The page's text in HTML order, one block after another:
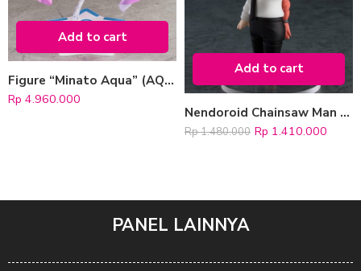
Add to cart
Figure “Minato Aqua” (AQUA IRO SUPER DREAM ver.)
Rp 4.960.000
Add to cart
Nendoroid Chainsaw Man “Makima”
Rp1.480.000 Rp 1.410.000
PANEL LAINNYA